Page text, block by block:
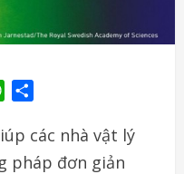
WhatsApp
các nhà vật lý
pháp đơn giản